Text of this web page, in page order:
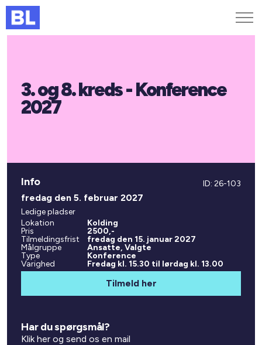
Find medarbejder
Kurser og arrangementer
Jobportalen
3. og 8. kreds - Konference
2027
Info ID: 26-103
fredag den 5. februar 2027
Ledige pladser
Lokation
Kolding
Pris
2500,-
Tilmeldingsfrist
fredag den 15. januar 2027
Målgruppe
Ansatte, Valgte
Type
Konference
Varighed
Fredag kl. 15.30 til lørdag kl. 13.00
Tilmeld her
Har du spørgsmål?
Klik her og send os en mail